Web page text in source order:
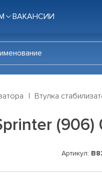
ВАКАНСИИ
Втулка
Артикул: